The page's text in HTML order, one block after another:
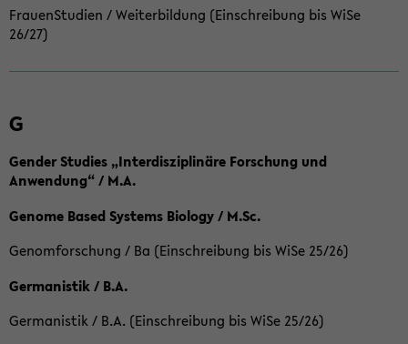
FrauenStudien / Weiterbildung (Einschreibung bis WiSe
26/27)
G
Gender Studies „Interdisziplinäre Forschung und
Anwendung“ / M.A.
Genome Based Systems Biology / M.Sc.
Genomforschung / Ba (Einschreibung bis WiSe 25/26)
Germanistik / B.A.
Germanistik / B.A. (Einschreibung bis WiSe 25/26)